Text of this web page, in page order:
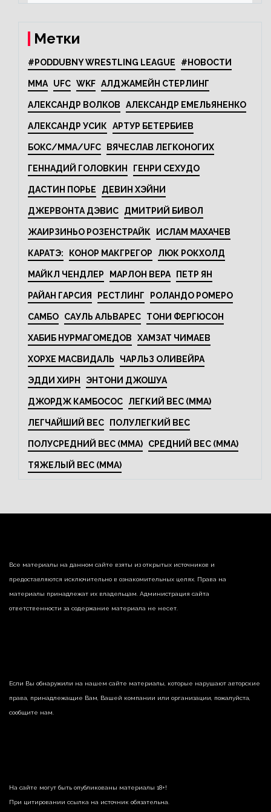
Метки
#PODDUBNY WRESTLING LEAGUE #НОВОСТИ
MMA UFC WKF АЛДЖАМЕЙН СТЕРЛИНГ
АЛЕКСАНДР ВОЛКОВ АЛЕКСАНДР ЕМЕЛЬЯНЕНКО
АЛЕКСАНДР УСИК АРТУР БЕТЕРБИЕВ
БОКС/MMA/UFC ВЯЧЕСЛАВ ЛЕГКОНОГИХ
ГЕННАДИЙ ГОЛОВКИН ГЕНРИ СЕХУДО
ДАСТИН ПОРЬЕ ДЕВИН ХЭЙНИ
ДЖЕРВОНТА ДЭВИС ДМИТРИЙ БИВОЛ
ЖАИРЗИНЬО РОЗЕНСТРАЙК ИСЛАМ МАХАЧЕВ
КАРАТЭ: КОНОР МАКГРЕГОР ЛЮК РОКХОЛД
МАЙКЛ ЧЕНДЛЕР МАРЛОН ВЕРА ПЕТР ЯН
РАЙАН ГАРСИЯ РЕСТЛИНГ РОЛАНДО РОМЕРО
САМБО САУЛЬ АЛЬВАРЕС ТОНИ ФЕРГЮСОН
ХАБИБ НУРМАГОМЕДОВ ХАМЗАТ ЧИМАЕВ
ХОРХЕ МАСВИДАЛЬ ЧАРЛЬЗ ОЛИВЕЙРА
ЭДДИ ХИРН ЭНТОНИ ДЖОШУА
ДЖОРДЖ КАМБОСОС ЛЕГКИЙ ВЕС (MMA)
ЛЕГЧАЙШИЙ ВЕС ПОЛУЛЕГКИЙ ВЕС
ПОЛУСРЕДНИЙ ВЕС (MMA) СРЕДНИЙ ВЕС (MMA)
ТЯЖЕЛЫЙ ВЕС (MMA)
Все материалы на данном сайте взяты из открытых источников и
предоставляются исключительно в ознакомительных целях. Права на
материалы принадлежат их владельцам. Администрация сайта
ответственности за содержание материала не несет.
Если Вы обнаружили на нашем сайте материалы, которые нарушают авторские
права, принадлежащие Вам, Вашей компании или организации, пожалуйста,
сообщите нам.
На сайте могут быть опубликованы материалы 18+!
При цитировании ссылка на источник обязательна.